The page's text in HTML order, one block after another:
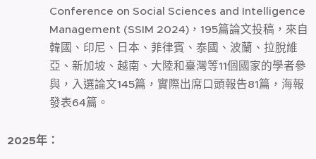
Conference on Social Sciences and Intelligence
Management (SSIM 2024)，195篇論文投稿，來自
韓國、印尼、日本、菲律賓、泰國、波蘭、拉脫維
亞、新加坡、越南、大陸和臺灣等11個國家的學者參
與，入選論文145篇，實際出席口頭報告81篇，海報
發表64篇。
2025年：